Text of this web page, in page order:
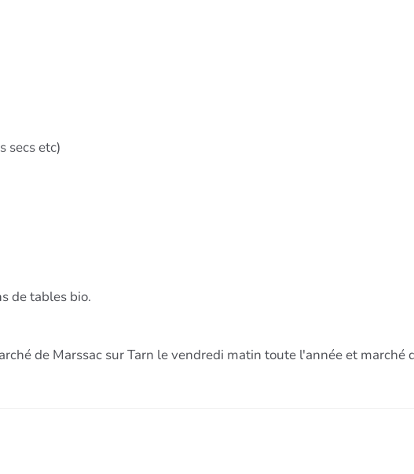
secs etc)
de tables bio.
de Marssac sur Tarn le vendredi matin toute l'année et